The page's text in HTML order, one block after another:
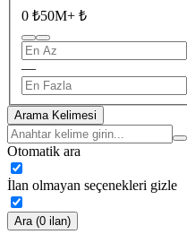
0 ₺50M+ ₺
—
Arama Kelimesi
Otomatik ara
İlan olmayan seçenekleri gizle
Ara (0 ilan)